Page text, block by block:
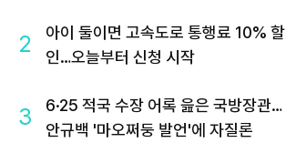
2
아이 둘이면 고속도로 통행료 10% 할
인…오늘부터 신청 시작
3
6·25 적국 수장 어록 읊은 국방장관…
안규백 '마오쩌둥 발언'에 자질론